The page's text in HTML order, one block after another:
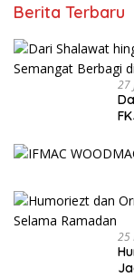
Berita Terbaru
27
25